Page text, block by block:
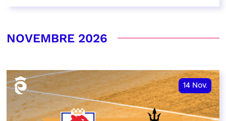
NOVEMBRE 2026
14 Nov.